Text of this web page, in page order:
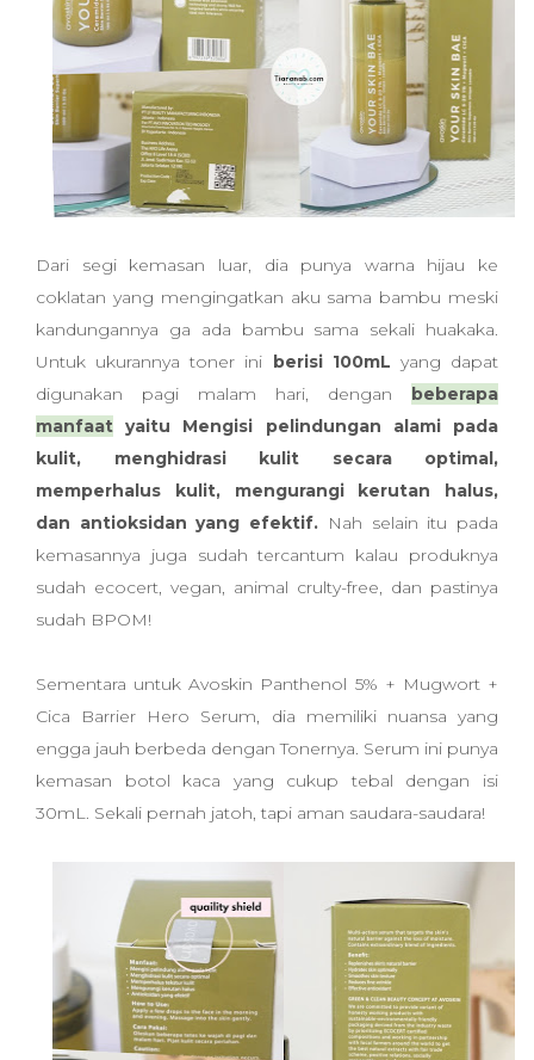
Dari segi kemasan luar, dia punya warna hijau ke
coklatan yang mengingatkan aku sama bambu meski
kandungannya ga ada bambu sama sekali huakaka.
Untuk ukurannya toner ini berisi 100mL yang dapat
digunakan pagi malam hari, dengan
beberapa
manfaat yaitu Mengisi pelindungan alami pada
kulit, menghidrasi kulit secara optimal,
memperhalus kulit, mengurangi kerutan halus,
dan antioksidan yang efektif. Nah selain itu pada
kemasannya juga sudah tercantum kalau produknya
sudah ecocert, vegan, animal crulty-free, dan pastinya
sudah BPOM!
Sementara untuk Avoskin Panthenol 5% + Mugwort +
Cica Barrier Hero Serum, dia memiliki nuansa yang
engga jauh berbeda dengan Tonernya. Serum ini punya
kemasan botol kaca yang cukup tebal dengan isi
30mL. Sekali pernah jatoh, tapi aman saudara-saudara!